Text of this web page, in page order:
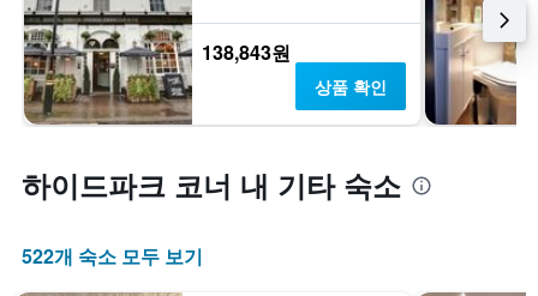
138,843원
상품 확인
하이드파크 코너 내 기타 숙소
522개 숙소 모두 보기